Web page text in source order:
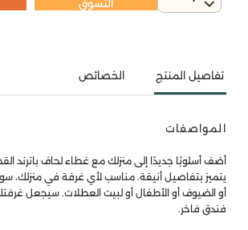
التسوق
تفاصيل المنتج الخصائص
المواصفات
أضف أسلوبًا جديدًا إلى منزلك مع غطاء لحاف باترند
يتميز بتفاصيل أنيقة. مناسب لأي غرفة في منزلك،
أو الضيوف أو الأطفال أو لبيت العطلات. سيجعل
فندق فاخر.